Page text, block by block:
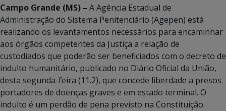
Campo Grande (MS) – A Agência Estadual de
Administração do Sistema Penitenciário (Agepen) está
realizando os levantamentos necessários para encaminhar
aos órgãos competentes da Justiça a relação de
custodiados que poderão ser beneficiados com o decreto de
indulto humanitário, publicado no Diário Oficial da União,
desta segunda-feira (11.2), que concede liberdade a presos
portadores de doenças graves e em estado terminal. O
indulto é um perdão de pena previsto na Constituição.